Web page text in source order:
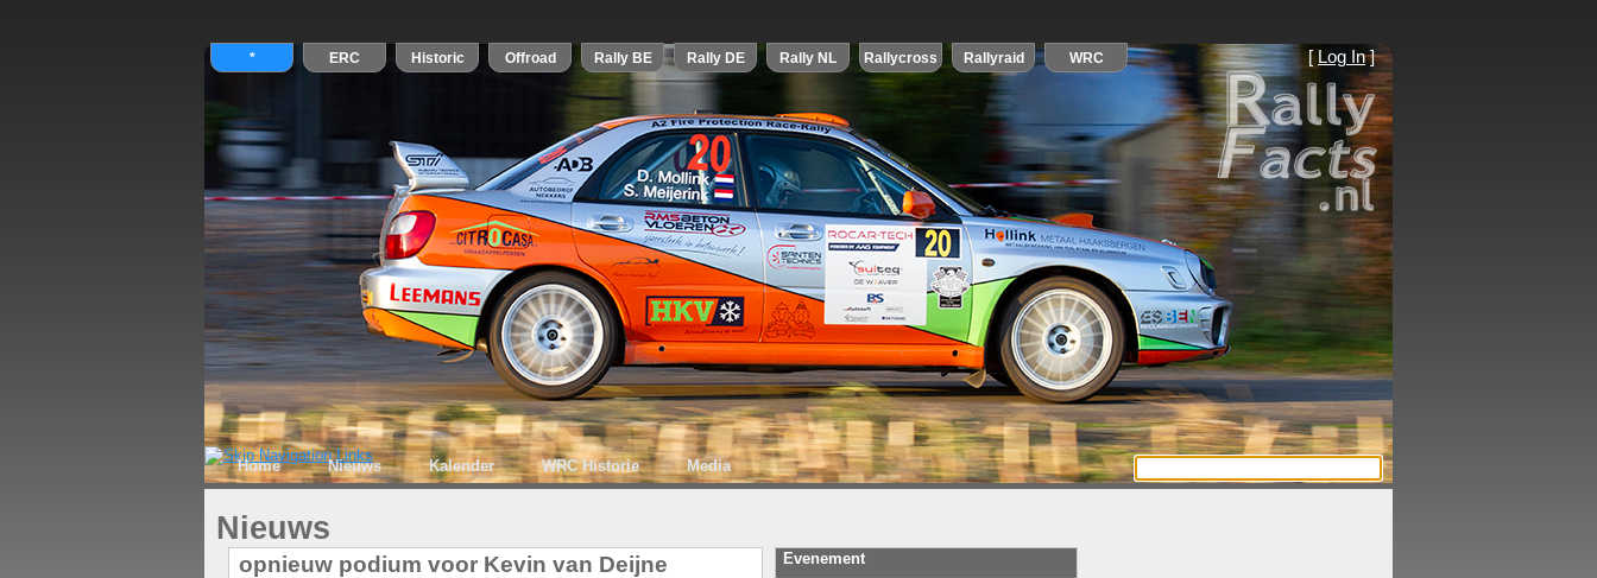
[ Log In]
Home Nieuws Kalender WRC Historie Media
Nieuws
opnieuw podium voor Kevin van Deijne
Evenement